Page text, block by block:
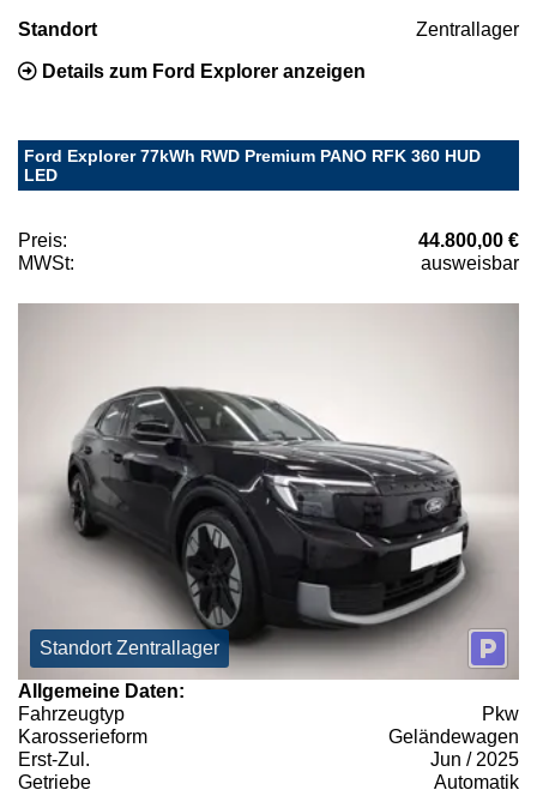
Standort Zentrallager
Details zum Ford Explorer anzeigen
Ford Explorer 77kWh RWD Premium PANO RFK 360 HUD
LED
Preis:
44.800,00 €
MWSt:
ausweisbar
Standort Zentrallager
Allgemeine Daten:
Fahrzeugtyp
Pkw
Karosserieform
Geländewagen
Erst-Zul.
Jun / 2025
Getriebe
Automatik